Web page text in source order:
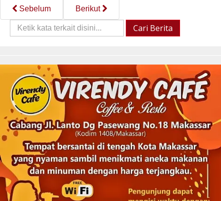
Sebelum
Berikut
Cari
Berita::
Cari Berita